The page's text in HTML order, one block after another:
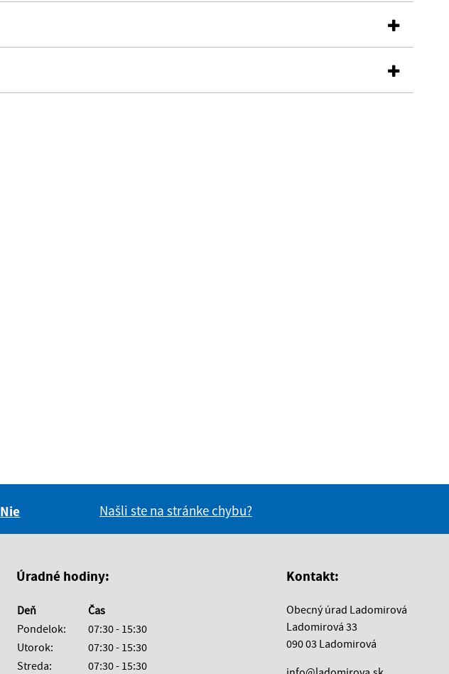
Nie
Našli ste na stránke chybu?
Úradné hodiny:
Deň
Čas
Pondelok:
07:30 - 15:30
Utorok:
07:30 - 15:30
Streda:
07:30 - 15:30
Kontakt:
Obecný úrad Ladomirová
Ladomirová 33
090 03 Ladomirová